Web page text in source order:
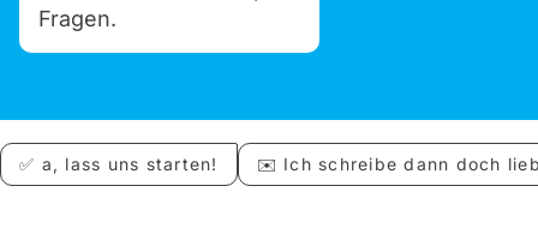
Fragen.
✅ a, lass uns starten! ✉️ Ich schreibe dann doch